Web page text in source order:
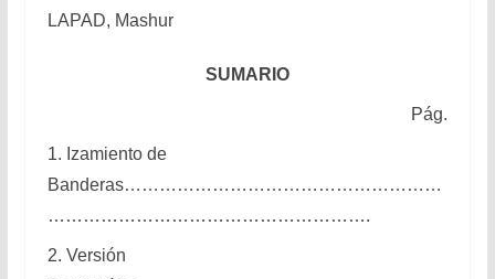
LAPAD, Mashur
SUMARIO
Pág.
1. Izamiento de
Banderas………………………………………………
……………………………………………….
2. Versión